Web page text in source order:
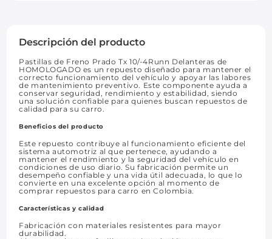
Descripción del producto
Pastillas de Freno Prado Tx 10/-4Runn Delanteras de
HOMOLOGADO es un repuesto diseñado para mantener el
correcto funcionamiento del vehículo y apoyar las labores
de mantenimiento preventivo. Este componente ayuda a
conservar seguridad, rendimiento y estabilidad, siendo
una solución confiable para quienes buscan repuestos de
calidad para su carro.
Beneficios del producto
Este repuesto contribuye al funcionamiento eficiente del
sistema automotriz al que pertenece, ayudando a
mantener el rendimiento y la seguridad del vehículo en
condiciones de uso diario. Su fabricación permite un
desempeño confiable y una vida útil adecuada, lo que lo
convierte en una excelente opción al momento de
comprar repuestos para carro en Colombia.
Características y calidad
Fabricación con materiales resistentes para mayor
durabilidad.